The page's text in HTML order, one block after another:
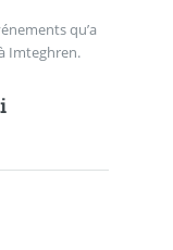
qu’a
Imteghren.